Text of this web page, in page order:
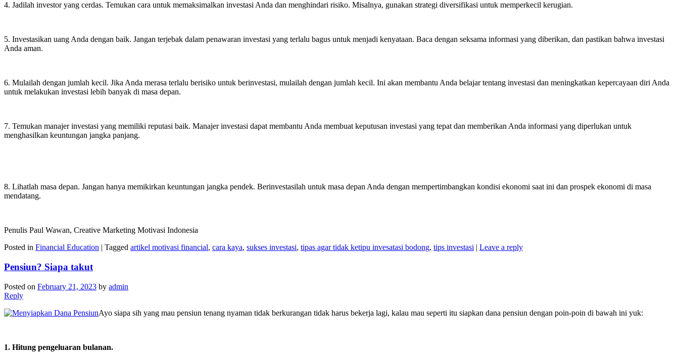
4. Jadilah investor yang cerdas. Temukan cara untuk memaksimalkan investasi Anda dan menghindari risiko. Misalnya, gunakan strategi diversifikasi untuk memperkecil kerugian.
5. Investasikan uang Anda dengan baik. Jangan terjebak dalam penawaran investasi yang terlalu bagus untuk menjadi kenyataan. Baca dengan seksama informasi yang diberikan, dan pastikan bahwa investasi
Anda aman.
6. Mulailah dengan jumlah kecil. Jika Anda merasa terlalu berisiko untuk berinvestasi, mulailah dengan jumlah kecil. Ini akan membantu Anda belajar tentang investasi dan meningkatkan kepercayaan diri Anda
untuk melakukan investasi lebih banyak di masa depan.
7. Temukan manajer investasi yang memiliki reputasi baik. Manajer investasi dapat membantu Anda membuat keputusan investasi yang tepat dan memberikan Anda informasi yang diperlukan untuk
menghasilkan keuntungan jangka panjang.
8. Lihatlah masa depan. Jangan hanya memikirkan keuntungan jangka pendek. Berinvestasilah untuk masa depan Anda dengan mempertimbangkan kondisi ekonomi saat ini dan prospek ekonomi di masa
mendatang.
Penulis Paul Wawan, Creative Marketing Motivasi Indonesia
Posted in Financial Education | Tagged artikel motivasi financial, cara kaya, sukses investasi, tipas agar tidak ketipu invesatasi bodong, tips investasi | Leave a reply
Pensiun? Siapa takut
Posted on February 21, 2023 by admin
Reply
Ayo siapa sih yang mau pensiun tenang nyaman tidak berkurangan tidak harus bekerja lagi, kalau mau seperti itu siapkan dana pensiun dengan poin-poin di bawah ini yuk:
1. Hitung pengeluaran bulanan.